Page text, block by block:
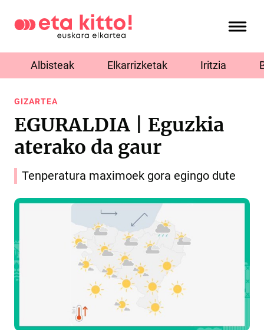
Albisteak Elkarrizketak Iritzia
GIZARTEA
EGURALDIA | Eguzkia
aterako da gaur
Tenperatura maximoek gora egingo dute